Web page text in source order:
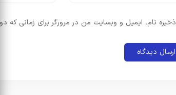
ذخیره نام، ایمیل و وبسایت من در مرورگر برای زمانی که